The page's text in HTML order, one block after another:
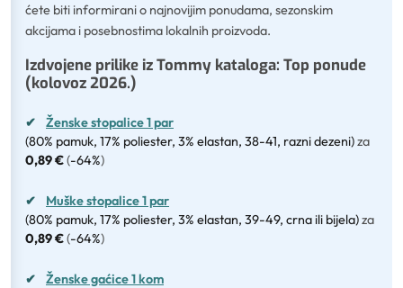
ćete biti informirani o najnovijim ponudama, sezonskim
akcijama i posebnostima lokalnih proizvoda.
Izdvojene prilike iz Tommy kataloga: Top ponude
(kolovoz 2026.)
✔
Ženske stopalice 1 par
(80% pamuk, 17% poliester, 3% elastan, 38-41, razni dezeni)za
0,89 €(-64%)
✔
Muške stopalice 1 par
(80% pamuk, 17% poliester, 3% elastan, 39-49, crna ili bijela)za
0,89 €(-64%)
✔
Ženske gaćice 1 kom